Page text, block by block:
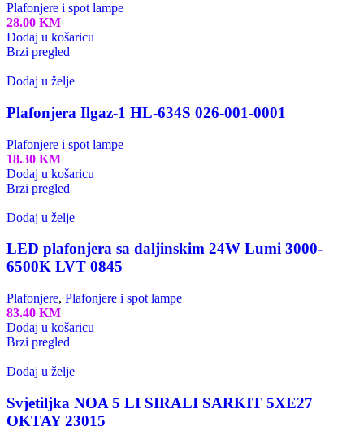
Plafonjere i spot lampe
28.00 KM
Dodaj u košaricu
Brzi pregled
Dodaj u želje
Plafonjera Ilgaz-1 HL-634S 026-001-0001
Plafonjere i spot lampe
18.30 KM
Dodaj u košaricu
Brzi pregled
Dodaj u želje
LED plafonjera sa daljinskim 24W Lumi 3000-
6500K LVT 0845
Plafonjere, Plafonjere i spot lampe
83.40 KM
Dodaj u košaricu
Brzi pregled
Dodaj u želje
Svjetiljka NOA 5 LI SIRALI SARKIT 5XE27
OKTAY 23015